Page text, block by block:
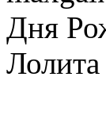
Дня